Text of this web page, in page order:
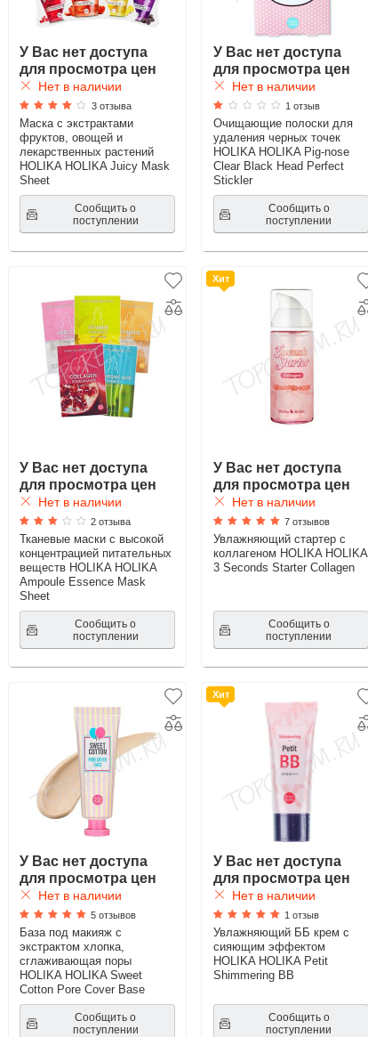
У Вас нет доступа
для просмотра цен
Нет в наличии
3 отзыва
Маска с экстрактами
фруктов, овощей и
лекарственных растений
HOLIKA HOLIKA Juicy Mask
Sheet
Сообщить о
поступлении
У Вас нет доступа
для просмотра цен
Нет в наличии
1 отзыв
Очищающие полоски для
удаления черных точек
HOLIKA HOLIKA Pig-nose
Clear Black Head Perfect
Stickler
Сообщить о
поступлении
У Вас нет доступа
для просмотра цен
Нет в наличии
2 отзыва
Тканевые маски с высокой
концентрацией питательных
веществ HOLIKA HOLIKA
Ampoule Essence Mask
Sheet
Сообщить о
поступлении
Хит
У Вас нет доступа
для просмотра цен
Нет в наличии
7 отзывов
Увлажняющий стартер с
коллагеном HOLIKA HOLIKA
3 Seconds Starter Collagen
Сообщить о
поступлении
У Вас нет доступа
для просмотра цен
Нет в наличии
5 отзывов
База под макияж с
экстрактом хлопка,
сглаживающая поры
HOLIKA HOLIKA Sweet
Cotton Pore Cover Base
Сообщить о
поступлении
Хит
У Вас нет доступа
для просмотра цен
Нет в наличии
1 отзыв
Увлажняющий ББ крем с
сияющим эффектом
HOLIKA HOLIKA Petit
Shimmering BB
Сообщить о
поступлении